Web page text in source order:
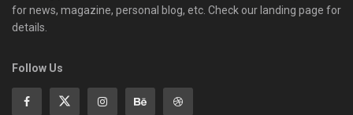
for news, magazine, personal blog, etc. Check our landing page for
details.
Follow Us